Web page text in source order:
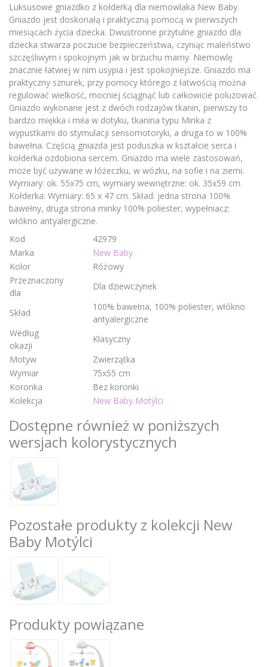
Luksusowe gniazdko z kołderką dla niemowlaka New Baby.
Gniazdo jest doskonałą i praktyczną pomocą w pierwszych
miesiącach życia dziecka. Dwustronne przytulne gniazdo dla
dziecka stwarza poczucie bezpieczeństwa, czyniąc maleństwo
szczęśliwym i spokojnym jak w brzuchu mamy. Niemowlę
znacznie łatwiej w nim usypia i jest spokojniejsze. Gniazdo ma
praktyczny sznurek, przy pomocy którego z łatwością można
regulować wielkość, mocniej ściągnąć lub całkowicie poluzować.
Gniazdo wykonane jest z dwóch rodzajów tkanin, pierwszy to
bardzo miękka i miła w dotyku, tkanina typu Minka z
wypustkami do stymulacji sensomotoryki, a druga to w 100%
bawełna. Częścią gniazda jest poduszka w kształcie serca i
kołderka ozdobiona sercem. Gniazdo ma wiele zastosowań,
może być używane w łóżeczku, w wózku, na sofie i na ziemi.
Wymiary: ok. 55x75 cm, wymiary wewnętrzne: ok. 35x59 cm.
Kołderka: Wymiary: 65 x 47 cm. Skład: jedna strona 100%
bawełny, druga strona minky 100% poliester, wypełniacz:
włókno antyalergiczne.
Kod
42979
Marka
New Baby
Kolor
Różowy
Przeznaczony
dla
Dla dziewczynek
Skład
100% bawełna, 100% poliester, włókno
antyalergiczne
Według
okazji
Klasyczny
Motyw
Zwierzątka
Wymiar
75x55 cm
Koronka
Bez koronki
Kolekcja
New Baby Motýlci
Dostępne również w poniższych
wersjach kolorystycznych
Pozostałe produkty z kolekcji New
Baby Motýlci
Produkty powiązane